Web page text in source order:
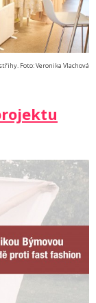
Foto: Veronika Vlachová